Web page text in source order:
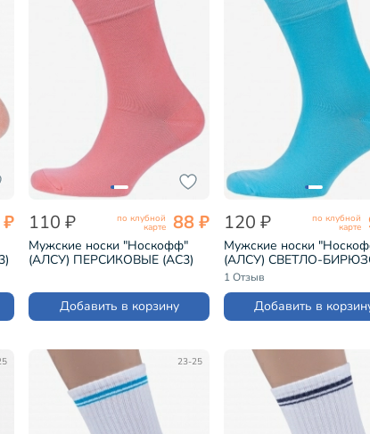
110 ₽ по клубной
карте 88 ₽
Мужские носки "Носкофф"
(АЛСУ) ПЕРСИКОВЫЕ (АС3)
Добавить в корзину
120 ₽ по клубной
карте
Мужские носки
(АЛСУ) СВЕТЛО-
(АС3)
1 Отзыв
Добавить в
23-25